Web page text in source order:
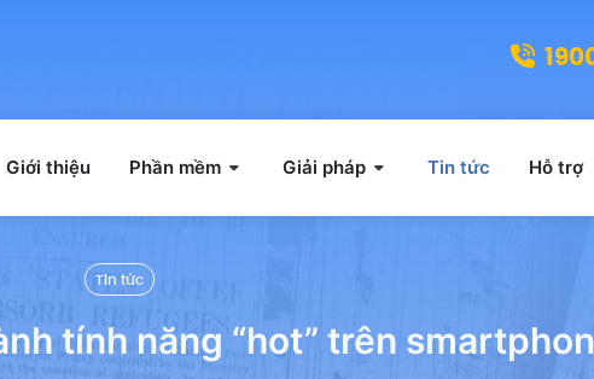
Giới thiệu Phần mềm Giải pháp Tin tức Hỗ trợ
Tin tức
tính năng “hot” trên